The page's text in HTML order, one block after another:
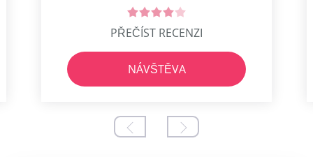
PŘEČÍST RECENZI
NÁVŠTĚVA